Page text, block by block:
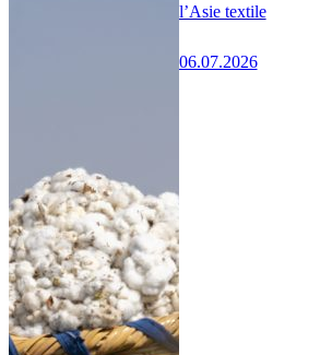
l’Asie textile
06.07.2026